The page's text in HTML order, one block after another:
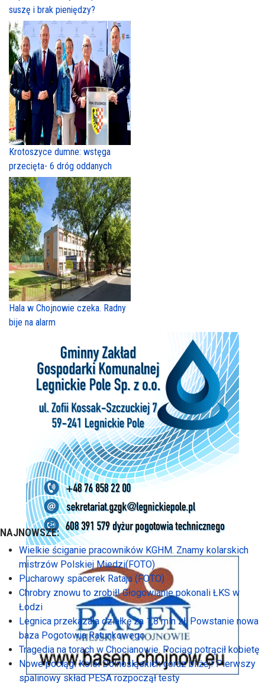
suszę i brak pieniędzy?
Krotoszyce dumne: wstęga
przecięta- 6 dróg oddanych
Hala w Chojnowie czeka. Radny
bije na alarm
NAJNOWSZE:
Wielkie ściganie pracowników KGHM. Znamy kolarskich
mistrzów Polskiej Miedzi(FOTO)
Pucharowy spacerek Rataja (FOTO)
Chrobry znowu to zrobił! Głogowianie pokonali ŁKS w
Łodzi
Legnica przekazała działkę za 1,8 mln zł. Powstanie nowa
baza Pogotowia Ratunkowego
Tragedia na torach w Chocianowie. Pociąg potrącił kobietę
Nowe pociągi Kolei Dolnośląskich coraz bliżej! Pierwszy
spalinowy skład PESA rozpoczął testy